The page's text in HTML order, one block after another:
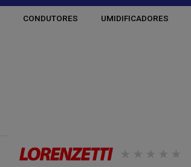
CONDUTORES UMIDIFICADORES